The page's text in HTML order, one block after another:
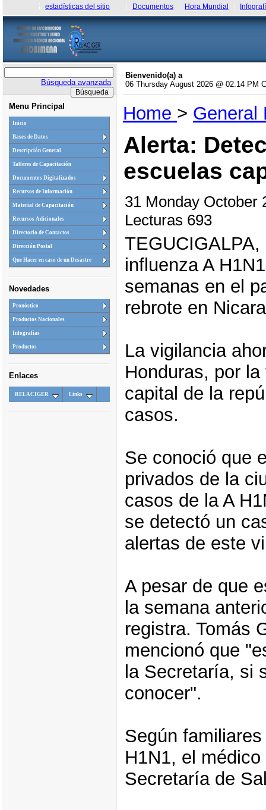
estadísticas del sitio Documentos Hora Mundial
Búsqueda avanzada
Menu Principal
Inicio
Bases de Datos
Descripción General
Talleres de Capacitación
Documentos Digitalizados
Recursos de Información
Material de Capacitación
Recursos Adicionales
Directorio de Contactos
Dirección Postal
Que Hacer en caso de un Desastre
Novedades
Pronóstico
Productos Nacionales
Infografias
Productos
Enlaces
RELACIGER Links
Bienvenido(a) a
06 Thursday August 2026 @ 02:14 PM
Home > General
Alerta:
escuelas
31 Monday October
Lecturas 693
influenza A
semanas en el
rebrote en
La vigilancia
Honduras, por
capital de la
casos.
Se conoció que
privados de la
casos de la A
se detectó un
alertas de este
A pesar de que
la semana
registra. Tomás
mencionó que
la Secretaría, si
conocer".
Según
H1N1, el
Secretaría de